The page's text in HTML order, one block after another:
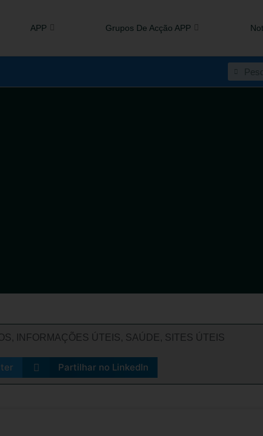
APP Grupos De Acção APP
, INFORMAÇÕES ÚTEIS, SAÚDE , SITES ÚTEIS
Partilhar no LinkedIn